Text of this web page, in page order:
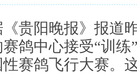
阳晚报》报道昨
鸽中心接受“训
赛鸽飞行大赛。